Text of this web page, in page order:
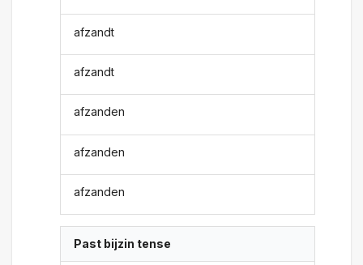
afzandt
afzandt
afzanden
afzanden
afzanden
Past bijzin tense